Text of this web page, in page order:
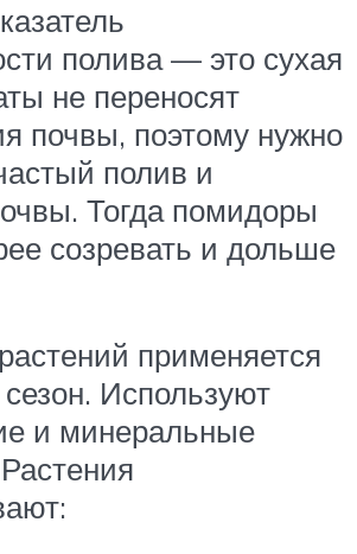
полива — это сухая
не переносят
почвы, поэтому нужно
полив и
Тогда помидоры
созревать и дольше
применяется
Используют
и минеральные